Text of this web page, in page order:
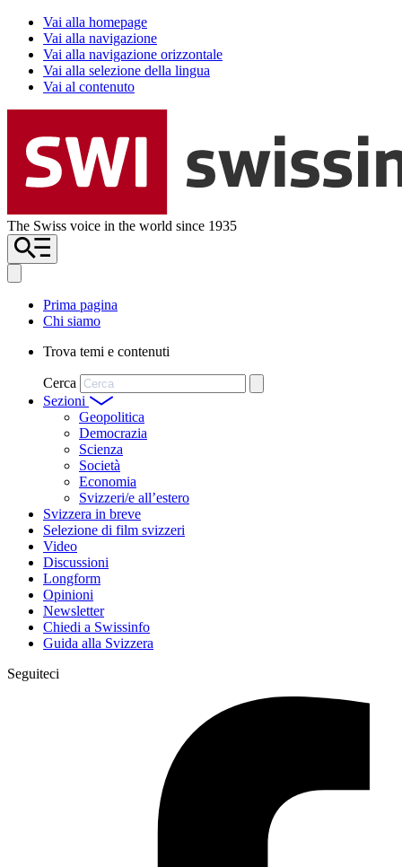
Vai alla homepage
Vai alla navigazione
Vai alla navigazione orizzontale
Vai alla selezione della lingua
Vai al contenuto
The Swiss voice in the world since 1935
Prima pagina
Chi siamo
Trova temi e contenuti
Cerca
Sezioni
Geopolitica
Democrazia
Scienza
Società
Economia
Svizzeri/e all’estero
Svizzera in breve
Selezione di film svizzeri
Video
Discussioni
Longform
Opinioni
Newsletter
Chiedi a Swissinfo
Guida alla Svizzera
Seguiteci